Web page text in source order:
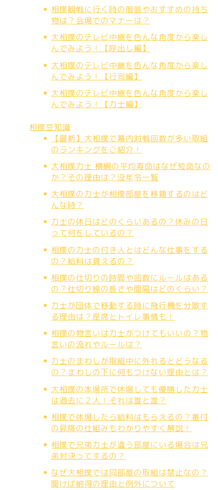
相撲観戦に行く時の服装やおすすめの持ち
物は？会場でのマナーは？
大相撲のテレビ中継を色んな角度から楽し
んでみよう！【呼出し編】
大相撲のテレビ中継を色んな角度から楽し
んでみよう！【行司編】
大相撲のテレビ中継を色んな角度から楽し
んでみよう！【力士編】
相撲豆知識
【最新】大相撲で幕内対戦回数が多い取組
のランキングをご紹介！
大相撲力士 横綱の平均寿命はなぜ短命なの
か？その理由は？没年令一覧
大相撲の力士が相撲部屋を移籍するのはど
んな時？
力士の休日はどのくらいあるの？休みの日
って何をしているの？
相撲の力士の付き人とはどんな仕事をする
の？給料は貰えるの？
相撲の仕切りの時間や回数にルールはある
の？仕切り線の長さや間隔はどのくらい？
力士が団体で移動する時に飛行機を分散す
る理由は？座席とトイレ事情も！
相撲の物言いは力士がつけてもいいの？物
言いの流れやルールは？
力士のまわしが取組中に外れるとどうなる
の？まわしの下に何もつけない理由とは？
大相撲の本場所で休場しても優勝した力士
は過去に２人！それは誰と誰？
相撲で休場したら給料はもらえるの？番付
の昇降の仕組みもわかりやすく解説！
相撲で兄弟力士が違う部屋にいる場合は兄
弟対決ってするの？
なぜ大相撲では同部屋の取組は禁止なの？
聞けば納得の理由と例外について